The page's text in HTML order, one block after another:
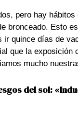
pero hay hábitos
bronceado. Esto
ir quince días de
que la exposición
mucho
del sol: